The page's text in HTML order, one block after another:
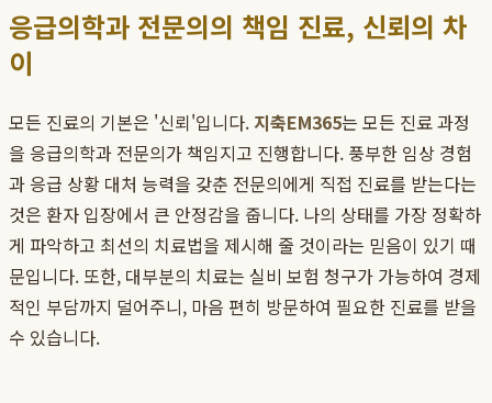
응급의학과 전문의의 책임 진료, 신뢰의 차
이
모든 진료의 기본은 '신뢰'입니다. 지축EM365는 모든 진료 과정
을 응급의학과 전문의가 책임지고 진행합니다. 풍부한 임상 경험
과 응급 상황 대처 능력을 갖춘 전문의에게 직접 진료를 받는다는
것은 환자 입장에서 큰 안정감을 줍니다. 나의 상태를 가장 정확하
게 파악하고 최선의 치료법을 제시해 줄 것이라는 믿음이 있기 때
문입니다. 또한, 대부분의 치료는 실비 보험 청구가 가능하여 경제
적인 부담까지 덜어주니, 마음 편히 방문하여 필요한 진료를 받을
수 있습니다.